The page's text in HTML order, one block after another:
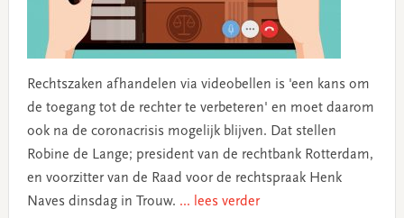
Rechtszaken afhandelen via videobellen is 'een kans om
de toegang tot de rechter te verbeteren' en moet daarom
ook na de coronacrisis mogelijk blijven. Dat stellen
Robine de Lange; president van de rechtbank Rotterdam,
en voorzitter van de Raad voor de rechtspraak Henk
Naves dinsdag in Trouw. ... lees verder